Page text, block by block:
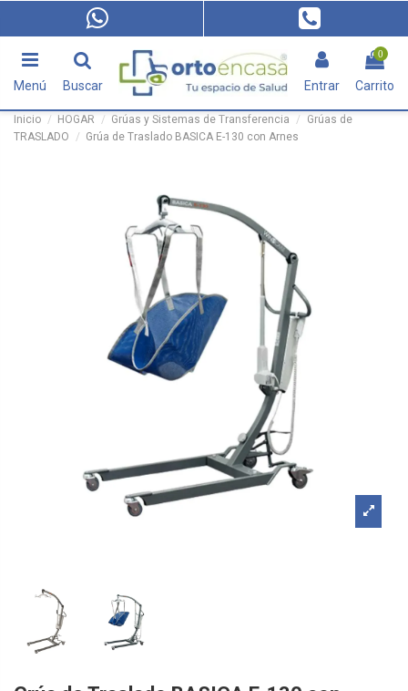
Menú Buscar Entrar
0
Carrito
Inicio HOGAR Grúas y Sistemas de Transferencia
Grúas de
TRASLADO
Grúa de Traslado BASICA E-130 con Arnes